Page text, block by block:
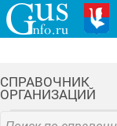
СПРАВОЧНИК
ОРГАНИЗАЦИЙ